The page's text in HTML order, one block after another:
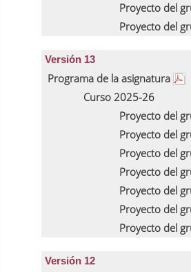
Proyecto del
Proyecto del
Versión 13
Programa de la asignatura
Curso 2025-26
Proyecto del
Proyecto del
Proyecto del
Proyecto del
Proyecto del
Proyecto del
Proyecto del
Versión 12